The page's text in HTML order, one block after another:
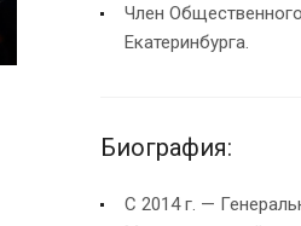
Член
Екатеринбурга.
Биография:
С 2014 г. —